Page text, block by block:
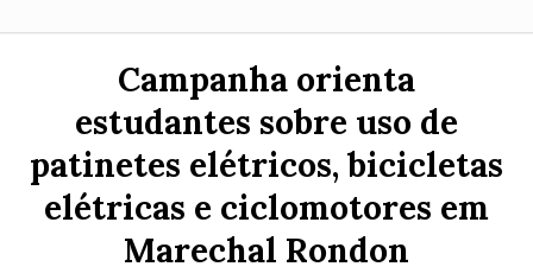
Campanha orienta
estudantes sobre uso de
patinetes elétricos, bicicletas
elétricas e ciclomotores em
Marechal Rondon